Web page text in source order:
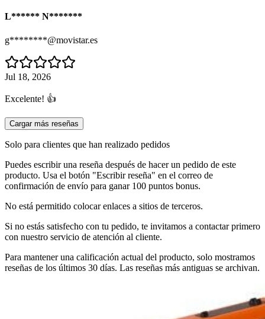
L****** N*******
g********@movistar.es
Jul 18, 2026
Excelente! 👍
Cargar más reseñas
Solo para clientes que han realizado pedidos
Puedes escribir una reseña después de hacer un pedido de este
producto. Usa el botón "Escribir reseña" en el correo de
confirmación de envío para ganar 100 puntos bonus.
No está permitido colocar enlaces a sitios de terceros.
Si no estás satisfecho con tu pedido, te invitamos a contactar primero
con nuestro servicio de atención al cliente.
Para mantener una calificación actual del producto, solo mostramos
reseñas de los últimos 30 días. Las reseñas más antiguas se archivan.